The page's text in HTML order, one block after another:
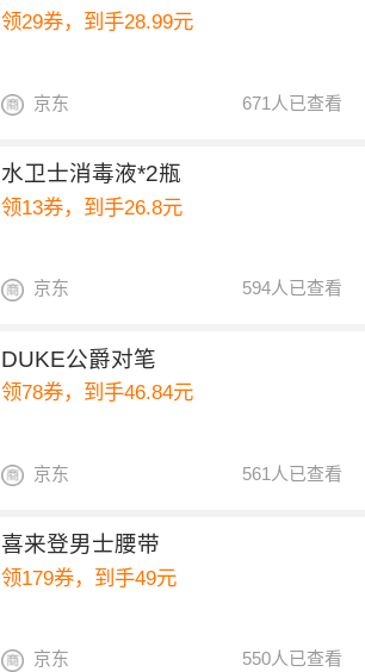
领29券，到手28.99元
671人已查看
京东
水卫士消毒液*2瓶
领13券，到手26.8元
594人已查看
京东
DUKE公爵对笔
领78券，到手46.84元
561人已查看
京东
喜来登男士腰带
领179券，到手49元
550人已查看
京东